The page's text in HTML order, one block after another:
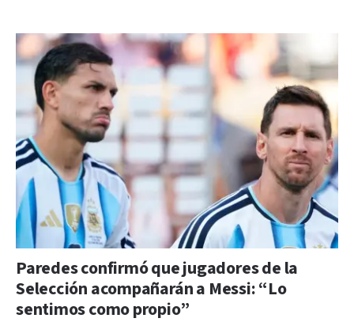
Paredes confirmó que jugadores de la
Selección acompañarán a Messi: “Lo
sentimos como propio”